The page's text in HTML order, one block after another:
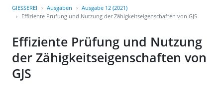
GIESSEREI Ausgaben
Ausgabe 12 (2021)
Effiziente Prüfung und Nutzung der Zähigkeitseigenschaften von GJS
Effiziente Prüfung und Nutzung
der Zähigkeitseigenschaften von
GJS